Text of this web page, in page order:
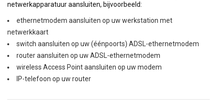
netwerkapparatuur aansluiten, bijvoorbeeld:
ethernetmodem aansluiten op uw werkstation met
netwerkkaart
switch aansluiten op uw (éénpoorts) ADSL-ethernetmodem
router aansluiten op uw ADSL-ethernetmodem
wireless Access Point aansluiten op uw modem
IP-telefoon op uw router